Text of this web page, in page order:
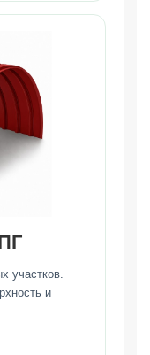
участков.
и